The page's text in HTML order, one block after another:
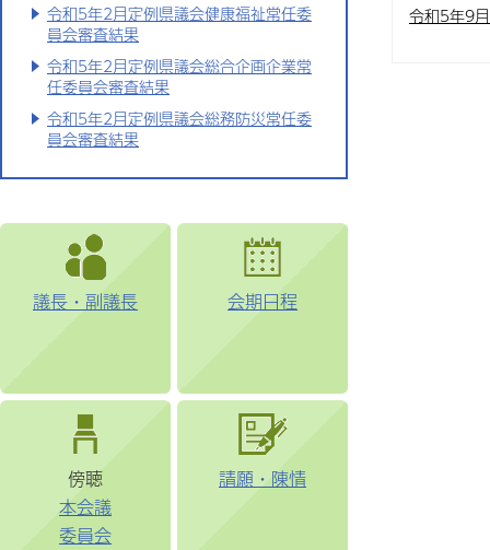
令和5年2月定例県議会健康福祉常任委
員会審査結果
令和5年2月定例県議会総合企画企業常
任委員会審査結果
令和5年2月定例県議会総務防災常任委
員会審査結果
議長・副議長 会期日程
傍聴
本会議
委員会
請願・陳情
令和5年9